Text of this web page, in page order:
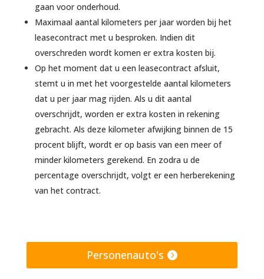
gaan voor onderhoud.
Maximaal aantal kilometers per jaar worden bij het
leasecontract met u besproken. Indien dit
overschreden wordt komen er extra kosten bij.
Op het moment dat u een leasecontract afsluit,
stemt u in met het voorgestelde aantal kilometers
dat u per jaar mag rijden. Als u dit aantal
overschrijdt, worden er extra kosten in rekening
gebracht. Als deze kilometer afwijking binnen de 15
procent blijft, wordt er op basis van een meer of
minder kilometers gerekend. En zodra u de
percentage overschrijdt, volgt er een herberekening
van het contract.
Personenauto's